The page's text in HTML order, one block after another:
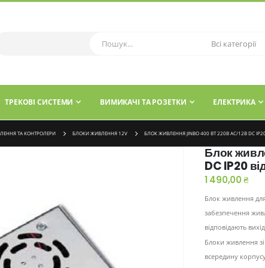
ТРЕКОВІ СИСТЕМИ ВИМИКАЧІ ТА РОЗЕТКИ ЕЛЕКТРИКА
ТА КОНТРОЛЕРИ БЛОКИ ЖИВЛЕННЯ 12V БЛОК ЖИВЛЕННЯ JINBO 400 ВТ 220В AC/12В DC
Блок
DC IP20
1 490,00 ₴
Блок живлення для
забезпечення
відповідають
Блоки живлення
всередину